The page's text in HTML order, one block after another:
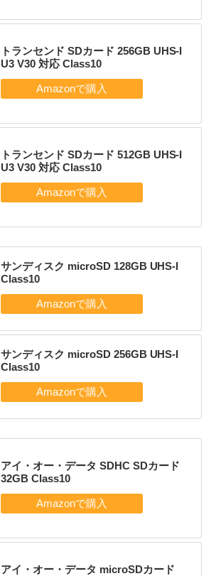
トランセンド SDカード 256GB UHS-I
U3 V30 対応 Class10
トランセンド SDカード 512GB UHS-I
U3 V30 対応 Class10
サンディスク microSD 128GB UHS-I
Class10
サンディスク microSD 256GB UHS-I
Class10
アイ・オー・データ SDHC SDカード
32GB Class10
アイ・オー・データ microSDカード